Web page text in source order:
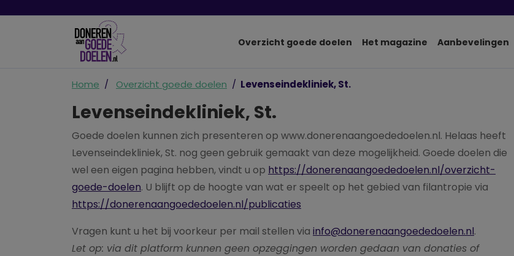
Overzicht goede doelen Het magazine Aanbevelingen
Home Overzicht goede doelen Levenseindekliniek, St.
Levenseindekliniek, St.
Goede doelen kunnen zich presenteren op www.donerenaangoededoelen.nl. Helaas heeft
Levenseindekliniek, St. nog geen gebruik gemaakt van deze mogelijkheid. Goede doelen die
wel een eigen pagina hebben, vindt u op https://donerenaangoededoelen.nl/overzicht-
goede-doelen. U blijft op de hoogte van wat er speelt op het gebied van filantropie via
https://donerenaangoededoelen.nl/publicaties
Vragen kunt u het bij voorkeur per mail stellen via info@donerenaangoededoelen.nl.
Let op: via dit platform kunnen geen opzeggingen worden gedaan van donaties of